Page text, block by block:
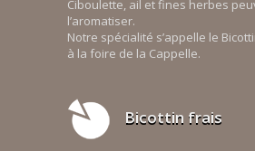
Ciboulette, ail et fines herbes
l’aromatiser.
Notre spécialité s’appelle le
à la foire de la Cappelle.
Bicottin frais